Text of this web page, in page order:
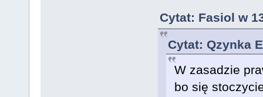
Cytat: Fasiol w
Cytat: Qzynka
W zasadzie
bo się